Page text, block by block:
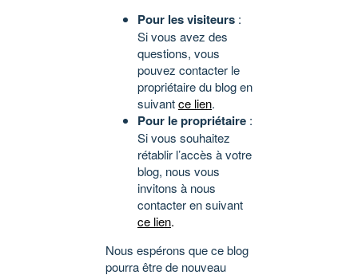
Pour les visiteurs :
Si vous avez des
questions, vous
pouvez contacter le
propriétaire du blog en
suivantce lien.
Pour le propriétaire :
Si vous souhaitez
rétablir l’accès à votre
blog, nous vous
invitons à nous
contacter en suivant
ce lien.
Nous espérons que ce blog
pourra être de nouveau